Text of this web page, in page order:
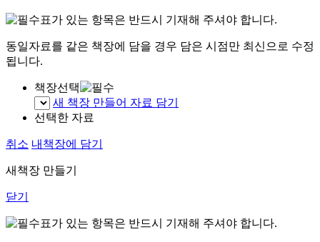
표가 있는 항목은 반드시 기재해 주셔야 합니다.
동일자료를 같은 책장에 담을 경우 담은 시점만 최신으로 수정
됩니다.
책장선택
새 책장 만들어 자료 담기
선택한 자료
취소 내책장에 담기
새책장 만들기
닫기
표가 있는 항목은 반드시 기재해 주셔야 합니다.